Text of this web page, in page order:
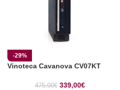
-29%
Vinoteca Cavanova CV07KT
475,00€ 339,00€